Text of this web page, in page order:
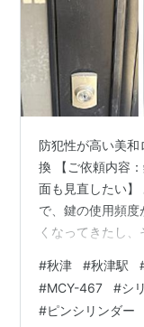
防犯性が高い美
換 【ご依頼内容
面も見直したい
で、鍵の使用頻
くなってきたし
シリンダー交換】
をチェックし、問
います。 その後
#秋津 #秋津駅
#MCY-467 #シ
#ピンシリンダー